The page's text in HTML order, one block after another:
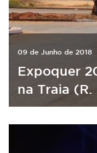
09 de Junho de 2018
Expoquer
na Traia (R.